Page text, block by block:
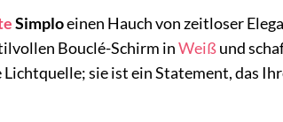
Simploeinen Hauch von zeitloser
Bouclé-Schirm inWeißund
sie ist ein Statement, das